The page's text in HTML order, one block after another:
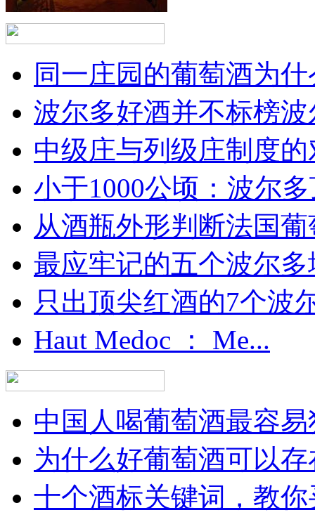
同一庄园的葡萄酒为
波尔多好酒并不标榜
中级庄与列级庄制度
小于1000公顷：波尔
从酒瓶外形判断法国
最应牢记的五个波尔多
只出顶尖红酒的7个波
Haut Medoc ： Me...
中国人喝葡萄酒最容
为什么好葡萄酒可以
十个酒标关键词，教